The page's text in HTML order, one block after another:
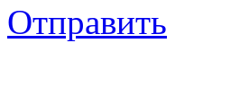
Отправить